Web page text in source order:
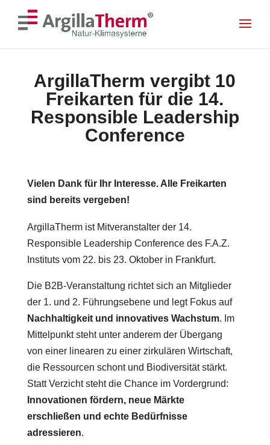
Skip To Content
<! --- Mobile Menu --- > <! --- Ende Mobile Menu --- >
ArgillaTherm vergibt 10
Freikarten für die 14.
Responsible Leadership
Conference
Vielen Dank für Ihr Interesse. Alle Freikarten
sind bereits vergeben!
ArgillaTherm ist Mitveranstalter der 14.
Responsible Leadership Conference des F.A.Z.
Instituts vom 22. bis 23. Oktober in Frankfurt.
Die B2B-Veranstaltung richtet sich an Mitglieder
der 1. und 2. Führungsebene und legt Fokus auf
Nachhaltigkeit und innovatives Wachstum. Im
Mittelpunkt steht unter anderem der Übergang
von einer linearen zu einer zirkulären Wirtschaft,
die Ressourcen schont und Biodiversität stärkt.
Statt Verzicht steht die Chance im Vordergrund:
Innovationen fördern, neue Märkte
erschließen und echte Bedürfnisse
adressieren.